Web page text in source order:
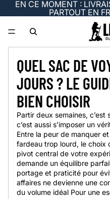
EN CE MOMENT :
PARTOUT EN
QUEL SAC DE
JOURS ? LE
BIEN CHOISIR
Partir deux semaines, c’est
c’est aussi s’imposer un
Entre la peur de manquer
fardeau trop lourd, le choix
pivot central de votre
demande un équilibre
portage et praticité pour
affaires ne devienne une
du volume idéal Pour une